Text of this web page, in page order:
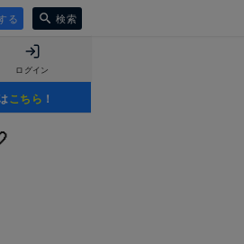
る 検索
ログイン
こちら ！